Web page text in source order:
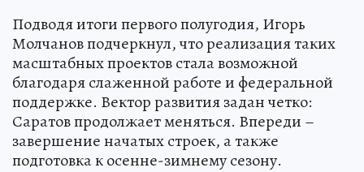
Подводя итоги первого полугодия, Игорь
Молчанов подчеркнул, что реализация таких
масштабных проектов стала возможной
благодаря слаженной работе и федеральной
поддержке. Вектор развития задан четко:
Саратов продолжает меняться. Впереди –
завершение начатых строек, а также
подготовка к осенне-зимнему сезону.